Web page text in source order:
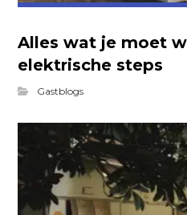
Alles wat je moet
elektrische steps
Gastblogs